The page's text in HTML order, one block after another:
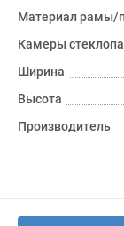
Материал рамы/
Камеры
Ширина
Высота
Производитель